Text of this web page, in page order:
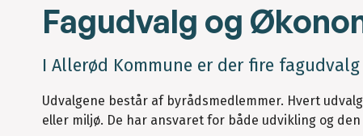
Fagudvalg og
I Allerød Kommune er der fire
Udvalgene består af byrådsmedlemmer. Hvert
eller miljø. De har ansvaret for både udvikling og